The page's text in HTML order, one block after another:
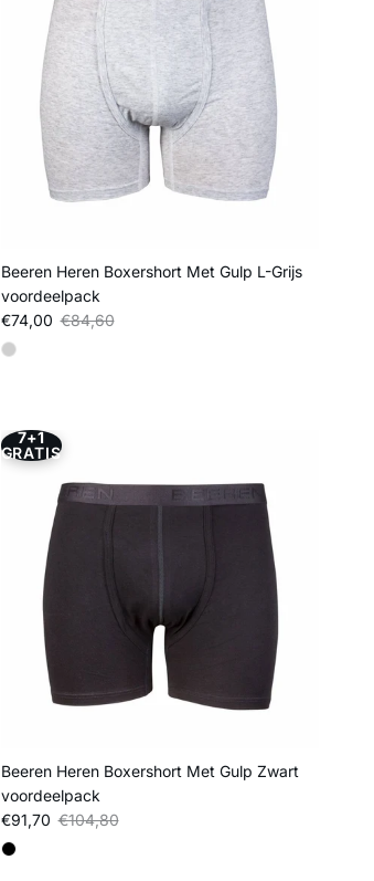
Beeren Heren Boxershort Met Gulp L-Grijs
voordeelpack
Verkoopprijs
€74,00 Reguliere prijs
€84,60
7+1
GRATIS
Beeren Heren Boxershort Met Gulp Zwart
voordeelpack
Verkoopprijs
€91,70 Reguliere prijs
€104,80